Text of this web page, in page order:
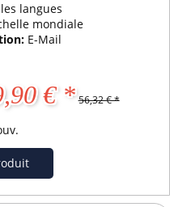
langues
mondiale
E-Mail
€ * 56,32 € *